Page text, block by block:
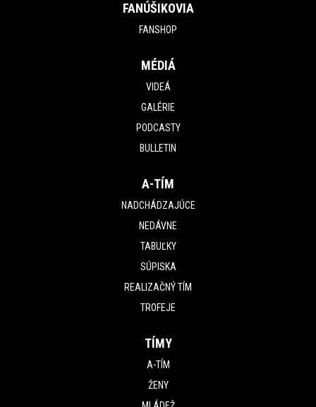
FANÚŠIKOVIA
FANSHOP
MÉDIÁ
VIDEÁ
GALÉRIE
PODCASTY
BULLETIN
A-TÍM
NADCHÁDZAJÚCE
NEDÁVNE
TABUĽKY
SÚPISKA
REALIZAČNÝ TÍM
TROFEJE
TÍMY
A-TÍM
ŽENY